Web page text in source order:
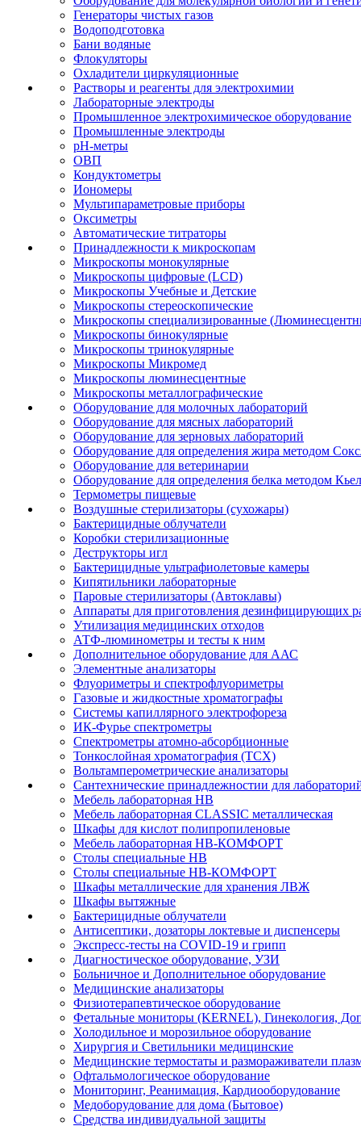
Генераторы чистых газов
Водоподготовка
Бани водяные
Флокуляторы
Охладители циркуляционные
Растворы и реагенты для электрохимии
Лабораторные электроды
Промышленное электрохимическое оборудование
Промышленные электроды
pH-метры
ОВП
Кондуктометры
Иономеры
Мультипараметровые приборы
Оксиметры
Автоматические титраторы
Принадлежности к микроскопам
Микроскопы монокулярные
Микроскопы цифровые (LCD)
Микроскопы Учебные и Детские
Микроскопы стереоскопические
Микроскопы специализированные
Микроскопы бинокулярные
Микроскопы тринокулярные
Микроскопы Микромед
Микроскопы люминесцентные
Микроскопы металлографические
Оборудование для молочных лабораторий
Оборудование для мясных лабораторий
Оборудование для зерновых лабораторий
Оборудование для определения жира методом
Оборудование для ветеринарии
Оборудование для определения белка методом
Термометры пищевые
Воздушные стерилизаторы (сухожары)
Бактерицидные облучатели
Коробки стерилизационные
Деструкторы игл
Бактерицидные ультрафиолетовые камеры
Кипятильники лабораторные
Паровые стерилизаторы (Автоклавы)
Аппараты для приготовления дезинфицирующих
Утилизация медицинских отходов
АТФ-люминометры и тесты к ним
Дополнительное оборудование для ААС
Элементные анализаторы
Флуориметры и спектрофлуориметры
Газовые и жидкостные хроматографы
Системы капиллярного электрофореза
ИК-Фурье спектрометры
Спектрометры атомно-абсорбционные
Тонкослойная хроматография (ТСХ)
Вольтамперометрические анализаторы
Сантехнические принадлежностии для
Мебель лабораторная НВ
Мебель лабораторная CLASSIC металлическая
Шкафы для кислот полипропиленовые
Мебель лабораторная НВ-КОМФОРТ
Столы специальные НВ
Столы специальные НВ-КОМФОРТ
Шкафы металлические для хранения ЛВЖ
Шкафы вытяжные
Бактерицидные облучатели
Антисептики, дозаторы локтевые и диспенсеры
Экспресс-тесты на COVID-19 и грипп
Диагностическое оборудование, УЗИ
Больничное и Дополнительное оборудование
Медицинские анализаторы
Физиотерапевтическое оборудование
Фетальные мониторы (KERNEL), Гинекология,
Холодильное и морозильное оборудование
Хирургия и Светильники медицинские
Медицинские термостаты и размораживатели
Офтальмологическое оборудование
Мониторинг, Реанимация, Кардиооборудование
Медоборудование для дома (Бытовое)
Средства индивидуальной защиты